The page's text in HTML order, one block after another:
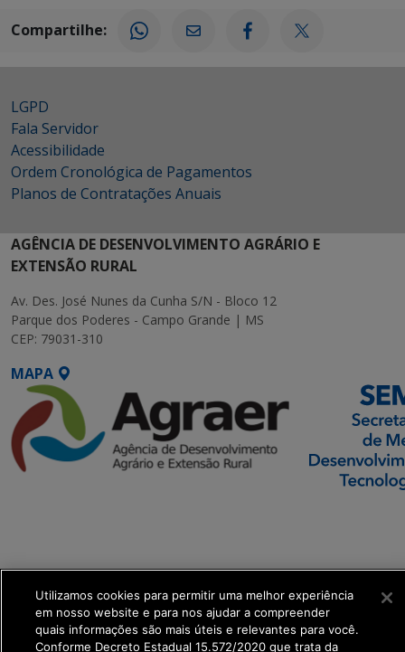
Compartilhe:
LGPD
Fala Servidor
Acessibilidade
Ordem Cronológica de Pagamentos
Planos de Contratações Anuais
AGÊNCIA DE DESENVOLVIMENTO AGRÁRIO E
EXTENSÃO RURAL
Av. Des. José Nunes da Cunha S/N - Bloco 12
Parque dos Poderes - Campo Grande | MS
CEP: 79031-310
MAPA
get_footer();
Utilizamos cookies para permitir uma melhor experiência
em nosso website e para nos ajudar a compreender
quais informações são mais úteis e relevantes para você.
Conforme Decreto Estadual 15.572/2020 que trata da